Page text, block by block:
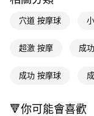
AFTEE先享後付
相關說明
AFTEE先享後付是「在
便利好安心！
２．便利：只要手機號
【「AFTEE先享後付」
運送方式
每筆NT$65，滿
穴道 按摩球
超激 按摩 成
成功 按摩球
🔻你可能會喜歡